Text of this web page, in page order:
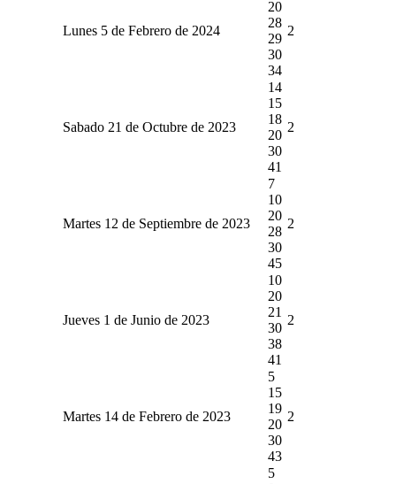
Lunes 5 de Febrero de 2024
20
28
29
30
34
2
Sabado 21 de Octubre de 2023
14
15
18
20
30
41
2
Martes 12 de Septiembre de 2023
7
10
20
28
30
45
2
Jueves 1 de Junio de 2023
10
20
21
30
38
41
2
Martes 14 de Febrero de 2023
5
15
19
20
30
43
2
5